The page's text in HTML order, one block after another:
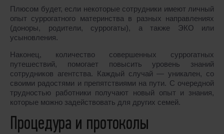
Плюсом будет, если некоторые сотрудники имеют личный
опыт суррогатного материнства в разных направлениях
(доноры, родители, суррогаты), а также ЭКО или
усыновления.
Наконец, количество совершенных суррогатных
путешествий, помогает повысить уровень знаний
сотрудников агентства. Каждый случай — уникален, со
своими радостями и препятствиями на пути. С очередной
трудностью работники получают новый опыт и знания,
которые можно задействовать для других семей.
Процедура и протоколы